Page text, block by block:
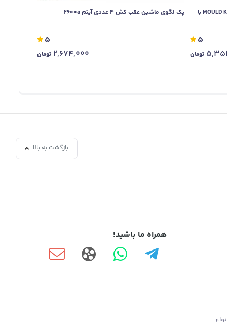
لگوی کنترلی ماشین پلیس مدل MOULD KING 13006 با
5
تومان
پک لگوی ماشین عقب کش 4 عددی آیتم 2600a
5
2,674,000 تومان
بازگشت به بالا
همراه ما باشید!